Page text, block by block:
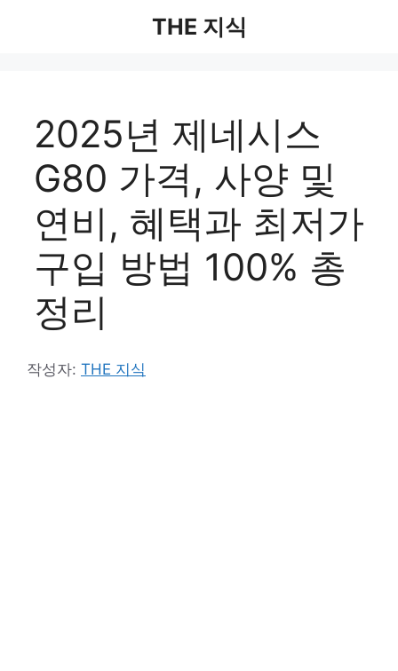
THE 지식
2025년 제네시스
G80 가격, 사양 및
연비, 혜택과 최저가
구입 방법 100% 총
정리
작성자: THE 지식